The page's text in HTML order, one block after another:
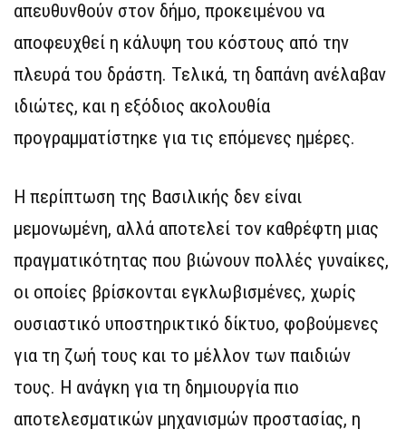
απευθυνθούν στον δήμο, προκειμένου να
αποφευχθεί η κάλυψη του κόστους από την
πλευρά του δράστη. Τελικά, τη δαπάνη ανέλαβαν
ιδιώτες, και η εξόδιος ακολουθία
προγραμματίστηκε για τις επόμενες ημέρες.
Η περίπτωση της Βασιλικής δεν είναι
μεμονωμένη, αλλά αποτελεί τον καθρέφτη μιας
πραγματικότητας που βιώνουν πολλές γυναίκες,
οι οποίες βρίσκονται εγκλωβισμένες, χωρίς
ουσιαστικό υποστηρικτικό δίκτυο, φοβούμενες
για τη ζωή τους και το μέλλον των παιδιών
τους. Η ανάγκη για τη δημιουργία πιο
αποτελεσματικών μηχανισμών προστασίας, η